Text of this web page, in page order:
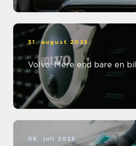
31. august 2025
Volvo: Mere end bare en bil
06. juli 2025